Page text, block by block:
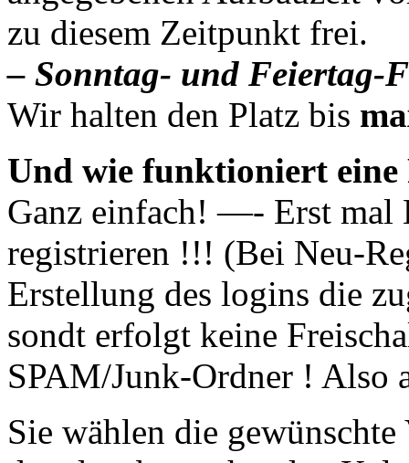
zu diesem Zeitpunkt frei.
– Sonntag- und Feiertag-
Wir halten den Platz bis
Und wie funktioniert eine
Ganz einfach! —- Erst mal
registrieren !!! (Bei Neu-
Erstellung des logins die
sondt erfolgt keine
SPAM/Junk-Ordner ! Also
Sie wählen die